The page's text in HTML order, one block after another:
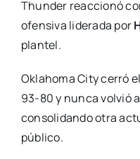
Thunder reaccionó
ofensiva liderada por
plantel.
Oklahoma City cerró
93-80 y nunca volvió
consolidando otra
público.